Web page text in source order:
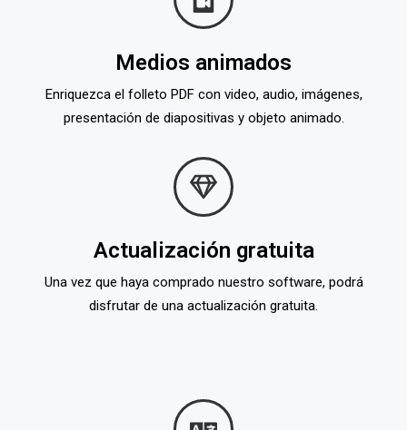
Medios animados
Enriquezca el folleto PDF con video, audio, imágenes,
presentación de diapositivas y objeto animado.
Actualización gratuita
Una vez que haya comprado nuestro software, podrá
disfrutar de una actualización gratuita.